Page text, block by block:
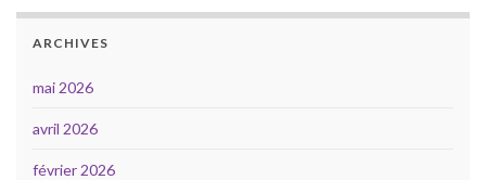
ARCHIVES
mai 2026
avril 2026
février 2026